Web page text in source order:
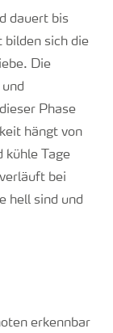
dauert bis
bilden sich die
Die
Phase
hängt von
kühle Tage
bei
hell sind und
erkennbar